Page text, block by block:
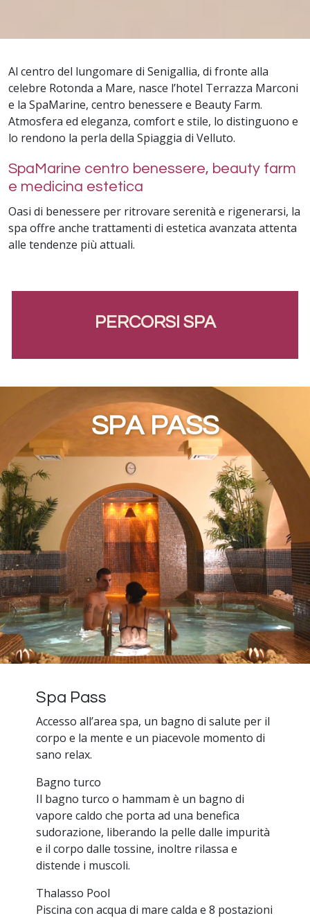
Al centro del lungomare di Senigallia, di fronte alla
celebre Rotonda a Mare, nasce l’hotel Terrazza Marconi
e la SpaMarine, centro benessere e Beauty Farm.
Atmosfera ed eleganza, comfort e stile, lo distinguono e
lo rendono la perla della Spiaggia di Velluto.
SpaMarine centro benessere, beauty farm
e medicina estetica
Oasi di benessere per ritrovare serenità e rigenerarsi, la
spa offre anche trattamenti di estetica avanzata attenta
alle tendenze più attuali.
PERCORSI SPA
SPA PASS
Spa Pass
Accesso all’area spa, un bagno di salute per il
corpo e la mente e un piacevole momento di
sano relax.
Bagno turco
Il bagno turco o hammam è un bagno di
vapore caldo che porta ad una benefica
sudorazione, liberando la pelle dalle impurità
e il corpo dalle tossine, inoltre rilassa e
distende i muscoli.
Thalasso Pool
Piscina con acqua di mare calda e 8 postazioni